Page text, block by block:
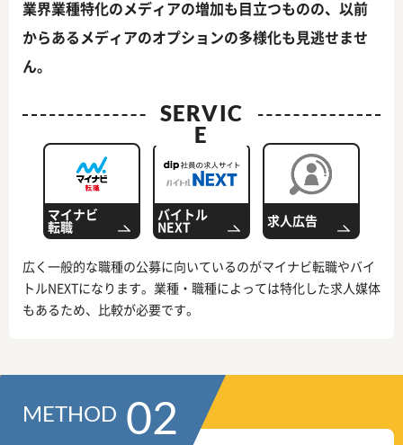
SERVIC
E
マイナビ
転職
バイトル
NEXT
求人広告
広く一般的な職種の公募に向いているのがマイナビ転職やバイ
トルNEXTになります。業種・職種によっては特化した求人媒体
もあるため、比較が必要です。
業界業種特化のメディアの増加も目立つものの、以前
からあるメディアのオプションの多様化も見逃せませ
ん。
METHOD 02